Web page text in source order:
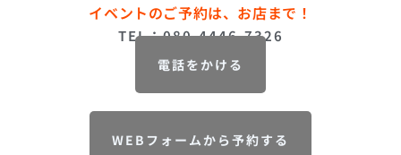
イベントのご予約は、お店まで！
TEL：080-4446-7326
電話をかける
WEBフォームから予約する